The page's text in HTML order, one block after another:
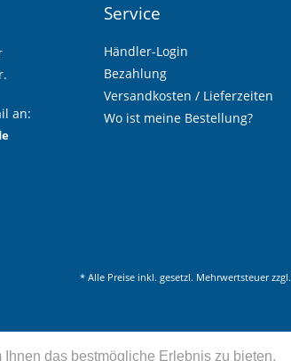
das bestmögliche Erlebnis zu bieten.
an:
Service
Händler-Login
Bezahlung
Versandkosten / Lieferzeiten
Wo ist meine Bestellung?
* Alle Preise inkl. gesetzl. Mehrwertsteuer zzgl.